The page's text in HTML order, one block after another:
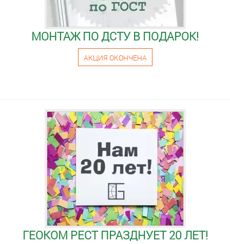
МОНТАЖ ПО ДСТУ В ПОДАРОК!
АКЦИЯ ОКОНЧЕНА
ГЕОКОМ РЕСТ ПРАЗДНУЕТ 20 ЛЕТ!